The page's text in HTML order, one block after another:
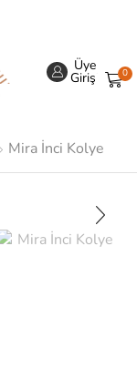
Üye
Girişi 0
Mira İnci Kolye